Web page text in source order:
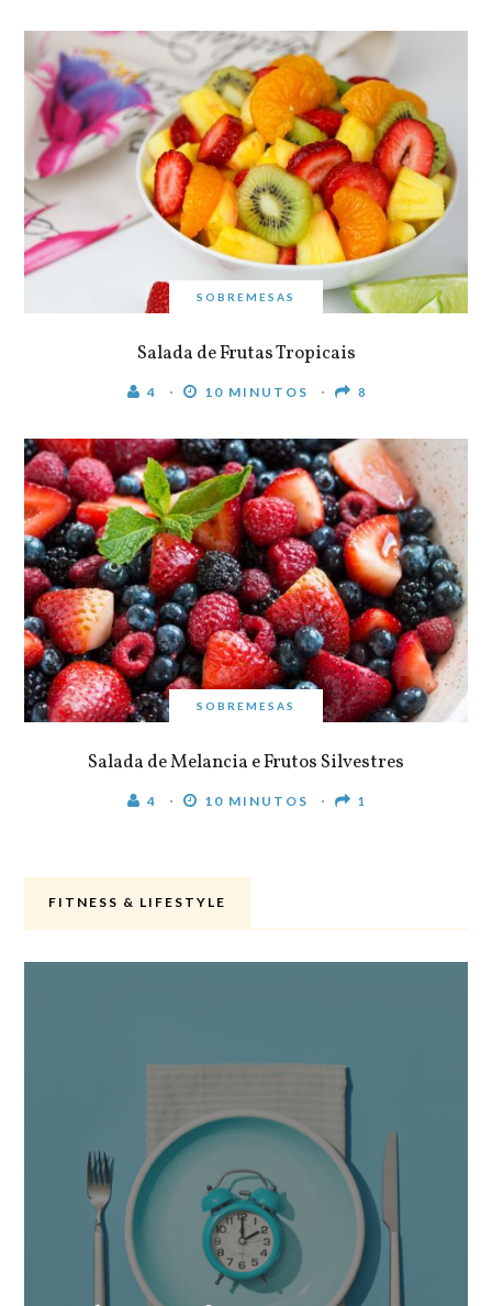
SOBREMESAS
Salada de Frutas Tropicais
4 10 MINUTOS 8
SOBREMESAS
Salada de Melancia e Frutos Silvestres
4 10 MINUTOS 1
FITNESS & LIFESTYLE